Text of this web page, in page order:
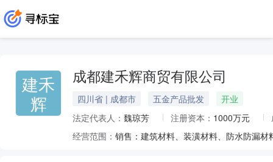
建禾
辉
成都建禾辉商贸有限公司
四川省 | 成都市 五金产品批发
开业
法定代表人： 魏琼芳 注册资本： 1000万元
经营范围：